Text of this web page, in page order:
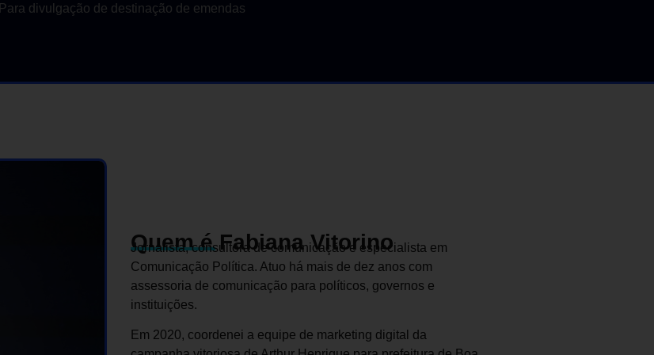
Para divulgação de destinação de emendas
Quem é Fabiana Vitorino
Jornalista, consultora de comunicação e especialista em
Comunicação Política. Atuo há mais de dez anos com
assessoria de comunicação para políticos, governos e
instituições.
Em 2020, coordenei a equipe de marketing digital da